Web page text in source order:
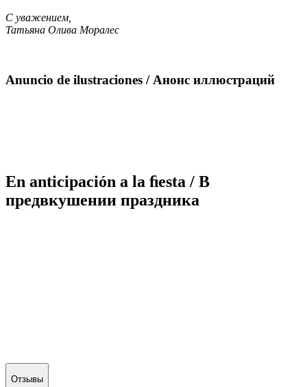
С уважением,
Татьяна Олива Моралес
Anuncio de ilustraciones / Анонс иллюстраций
En anticipación a la ﬁesta / В
предвкушении праздника
Отзывы